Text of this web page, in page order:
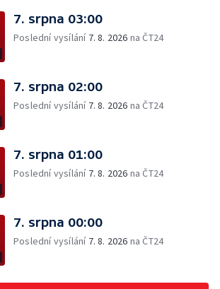
7. srpna 03:00
Poslední vysílání 7. 8. 2026 na ČT24
7. srpna 02:00
Poslední vysílání 7. 8. 2026 na ČT24
7. srpna 01:00
Poslední vysílání 7. 8. 2026 na ČT24
7. srpna 00:00
Poslední vysílání 7. 8. 2026 na ČT24